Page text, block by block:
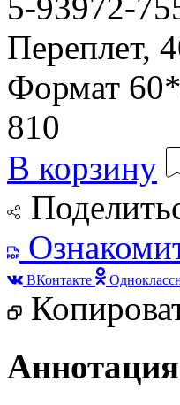
Переплет,
Формат
810
В корзину
ВКонтакте
Аннотация